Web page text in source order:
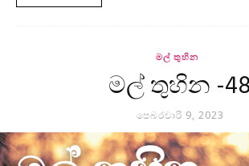
මල් තුහින
මල් තුහින -48
පෙබරවාරි 9, 2023